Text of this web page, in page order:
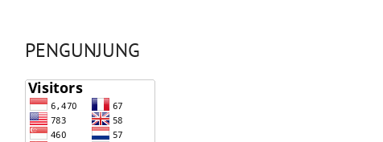
PENGUNJUNG